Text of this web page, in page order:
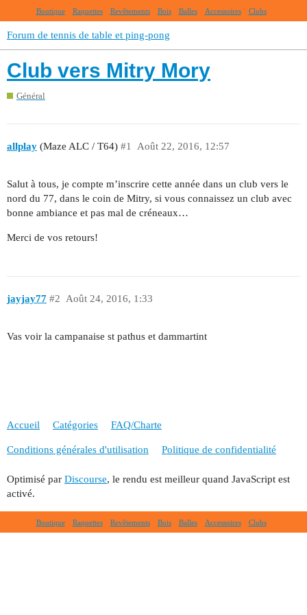
Boutique Raquettes Revêtements Bois Balles Accessoires Clubs
Forum de tennis de table et ping-pong
Club vers Mitry Mory
Général
allplay (Maze ALC / T64) Août 22, 2016, 12:57
#1
Salut à tous, je compte m’inscrire cette année dans un club vers le
nord du 77, dans le coin de Mitry, si vous connaissez un club avec
bonne ambiance et pas mal de créneaux…
Merci de vos retours!
jayjay77 Août 24, 2016, 1:33
#2
Vas voir la campanaise st pathus et dammartint
Accueil Catégories FAQ/Charte
Conditions générales d'utilisation Politique de confidentialité
Optimisé par Discourse, le rendu est meilleur quand JavaScript est
activé.
Boutique Raquettes Revêtements Bois Balles Accessoires Clubs